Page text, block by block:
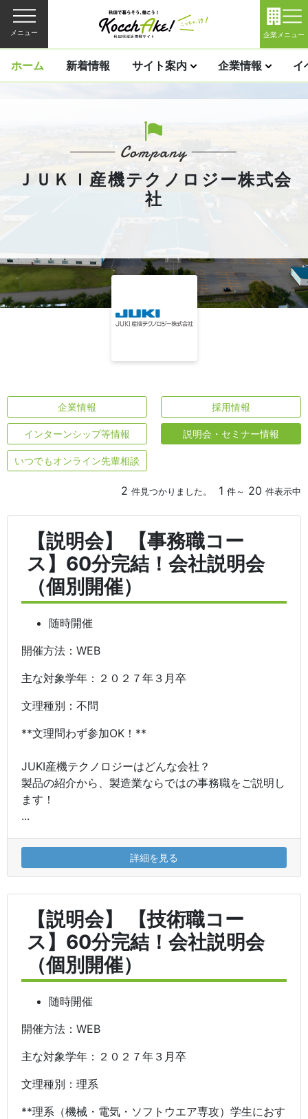
メニュー 企業メニュー
ホーム 新着情報 サイト案内 企業情報 イ
ＪＵＫＩ産機テクノロジー株式会
社
企業情報 採用情報
インターンシップ等情報 説明会・セミナー情報
いつでもオンライン先輩相談
2 件見つかりました。 1 件～ 20 件表示中
【説明会】 【事務職コー
ス】60分完結！会社説明会
（個別開催）
随時開催
開催方法：WEB
主な対象学年：２０２７年３月卒
文理種別：不問
**文理問わず参加OK！**
JUKI産機テクノロジーはどんな会社？
製品の紹介から、製造業ならではの事務職をご説明し
ます！
...
詳細を見る
【説明会】 【技術職コー
ス】60分完結！会社説明会
（個別開催）
随時開催
開催方法：WEB
主な対象学年：２０２７年３月卒
文理種別：理系
**理系（機械・電気・ソフトウエア専攻）学生におす